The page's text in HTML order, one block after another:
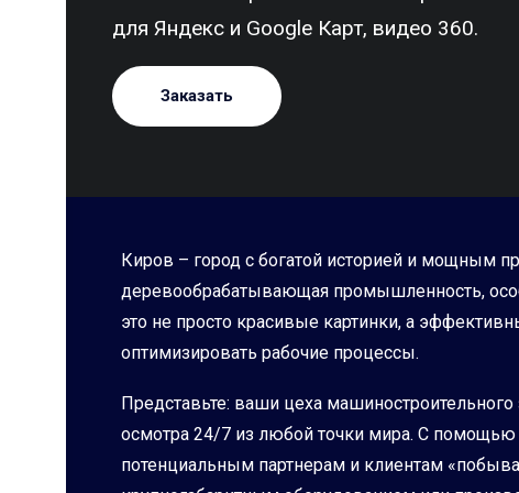
для Яндекс и Google Карт, видео 360.
Заказать
Киров – город с богатой историей и мощным
деревообрабатывающая промышленность,
это не просто красивые картинки, а
оптимизировать рабочие процессы.
Представьте: ваши цеха
осмотра 24/7 из любой точки мира. С
потенциальным партнерам и клиентам